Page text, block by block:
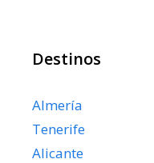
Destinos
Almería
Tenerife
Alicante